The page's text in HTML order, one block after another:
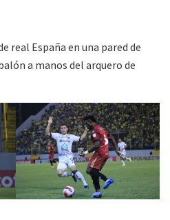
real España en una pared de
a manos del arquero de